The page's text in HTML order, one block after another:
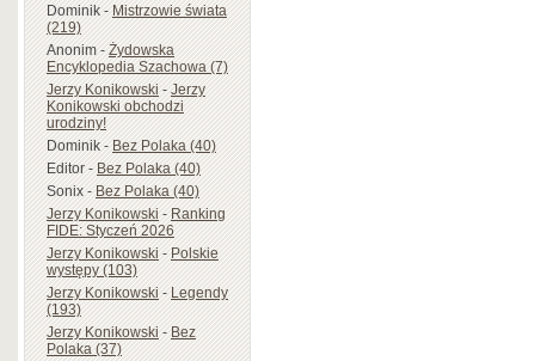
Dominik-Mistrzowie świata
(219)
Anonim-Żydowska
Encyklopedia Szachowa (7)
Jerzy Konikowski-Jerzy
Konikowski obchodzi
urodziny!
Dominik-Bez Polaka (40)
Editor-Bez Polaka (40)
Sonix-Bez Polaka (40)
Jerzy Konikowski-Ranking
FIDE: Styczeń 2026
Jerzy Konikowski-Polskie
występy (103)
Jerzy Konikowski-Legendy
(193)
Jerzy Konikowski-Bez
Polaka (37)